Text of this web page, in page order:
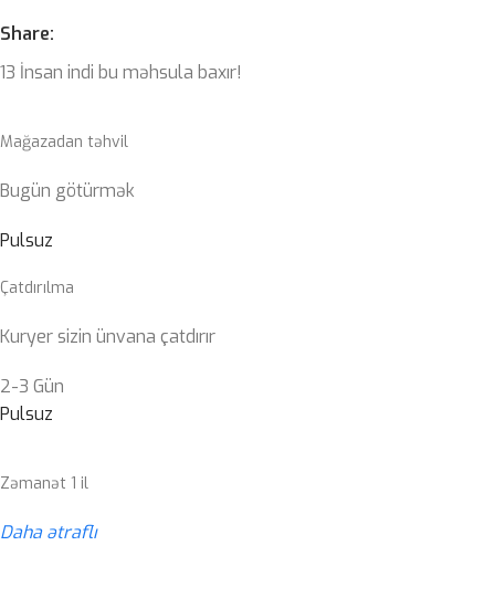
Share:
13 İnsan indi bu məhsula baxır!
Mağazadan təhvil
Bugün götürmək
Pulsuz
Çatdırılma
Kuryer sizin ünvana çatdırır
2-3 Gün
Pulsuz
Zəmanət 1 il
Daha ətraflı